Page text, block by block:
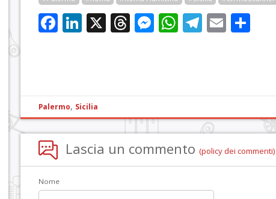
Facebook
LinkedIn
X Threads
Messenger
WhatsApp
Telegram
Email
Palermo, Sicilia
Lascia un commento (policy dei commenti)
Nome